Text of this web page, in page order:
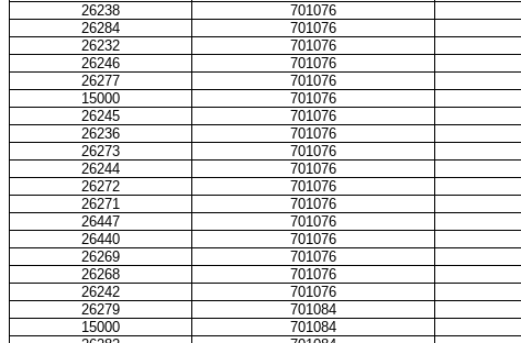
26238
701076
26284
701076
26232
701076
26246
701076
26277
701076
15000
701076
26245
701076
26236
701076
26273
701076
26244
701076
26272
701076
26271
701076
26447
701076
26440
701076
26269
701076
26268
701076
26242
701076
26279
701084
15000
701084